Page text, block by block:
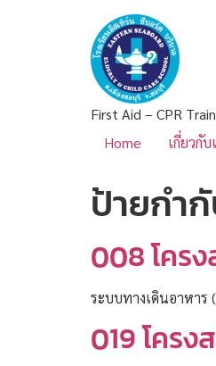
First Aid – CPR
Home
เกี่ยวกั
ป้ายกำ
008 โครง
ระบบทางเดินอาหา
019 โครง